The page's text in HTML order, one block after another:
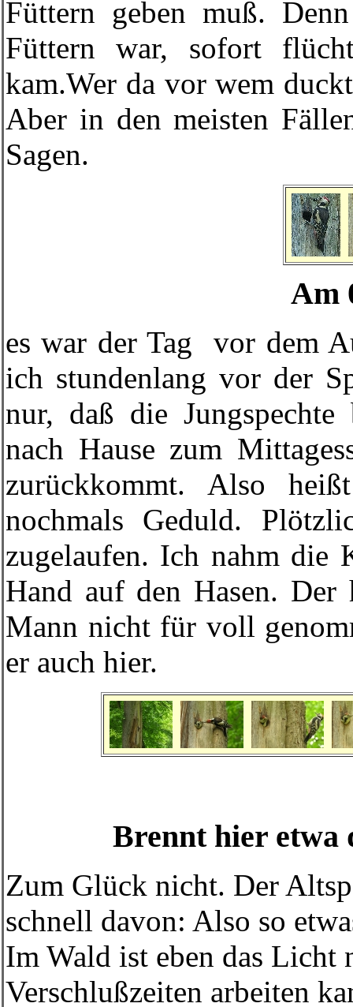
Füttern geben muß.
Füttern war, sofort
kam.Wer da vor wem
Aber in den meisten
Sagen.
Am
es war der Tag vor dem
ich stundenlang vor der
nur, daß die
nach Hause zum
zurückkommt. Also
nochmals Geduld.
zugelaufen. Ich nahm die
Hand auf den Hasen. Der
Mann nicht für voll
er auch hier.
Brennt hier etwa
Zum Glück nicht. Der
schnell davon: Also so
Im Wald ist eben das Licht
Verschlußzeiten arbeiten